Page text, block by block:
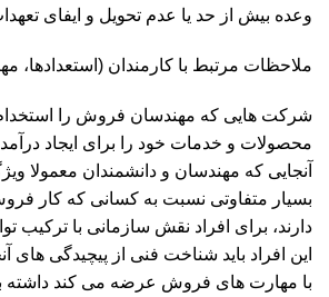
وعده بیش از حد یا عدم تحویل و ایفای
ملاحظات مرتبط با کارمندان (استعدادها،
شرکت هایی که مهندسان فروش را استخدام
محصولات و خدمات خود را برای ایجاد درآمد
آنجایی که مهندسان و دانشمندان معمولا
بسیار متفاوتی نسبت به کسانی که کار
دارند، برای افراد نقش سازمانی با ترکیب
این افراد باید شناخت فنی از پیچیدگی های
با مهارت های فروش عرضه می کند داشته